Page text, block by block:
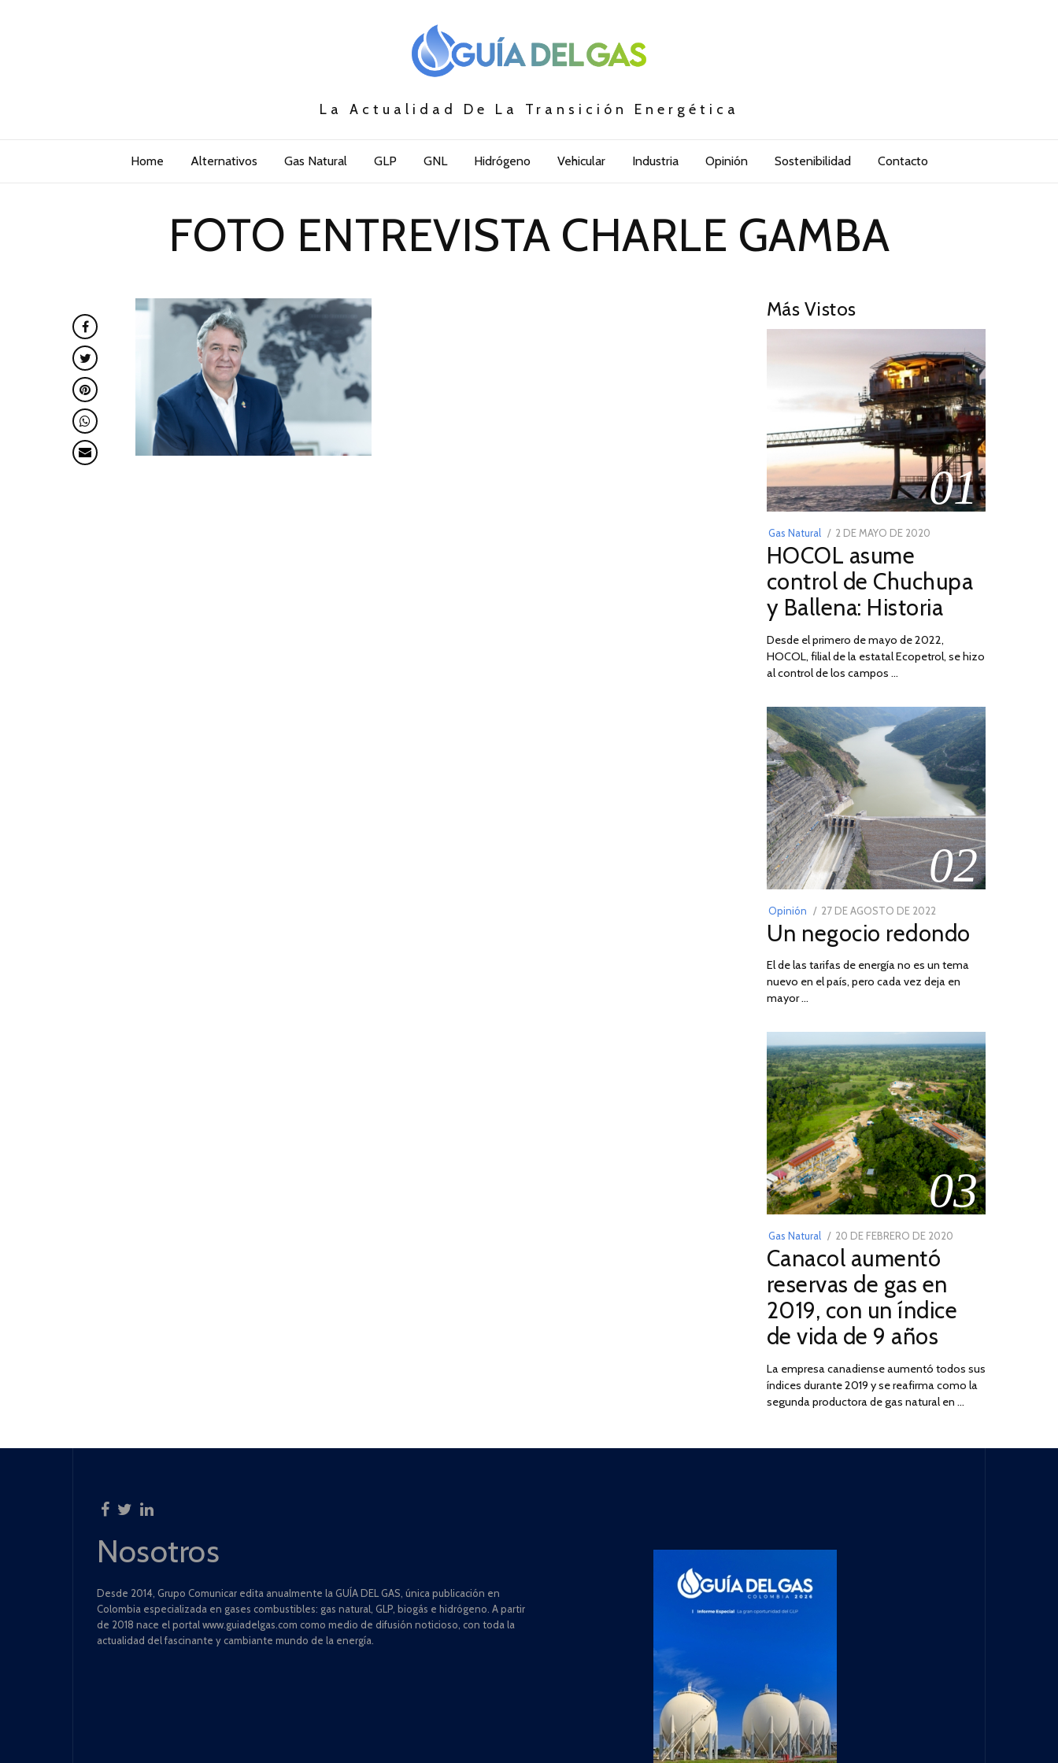
La Actualidad De La Transición Energética
Home Alternativos Gas Natural GLP GNL Hidrógeno Vehicular Industria Opinión Sostenibilidad Contacto
FOTO ENTREVISTA CHARLE GAMBA
Más Vistos
01
Gas Natural
POSTED
ON
2 DE MAYO DE 2020
DE
2026
HOCOL asume
control de Chuchupa
y Ballena: Historia
Desde el primero de mayo de 2022,
HOCOL, filial de la estatal Ecopetrol, se hizo
al control de los campos …
02
Opinión
POSTED
ON
27 DE AGOSTO DE 2022
DE
DE
2022
Un negocio redondo
El de las tarifas de energía no es un tema
nuevo en el país, pero cada vez deja en
mayor …
03
Gas Natural
POSTED
ON
20 DE FEBRERO DE 2020
2025
Canacol aumentó
reservas de gas en
2019, con un índice
de vida de 9 años
La empresa canadiense aumentó todos sus
índices durante 2019 y se reafirma como la
segunda productora de gas natural en …
Nosotros
Desde 2014, Grupo Comunicar edita anualmente la GUÍA DEL GAS, única publicación en
Colombia especializada en gases combustibles: gas natural, GLP, biogás e hidrógeno. A partir
de 2018 nace el portal www.guiadelgas.com como medio de difusión noticioso, con toda la
actualidad del fascinante y cambiante mundo de la energía.